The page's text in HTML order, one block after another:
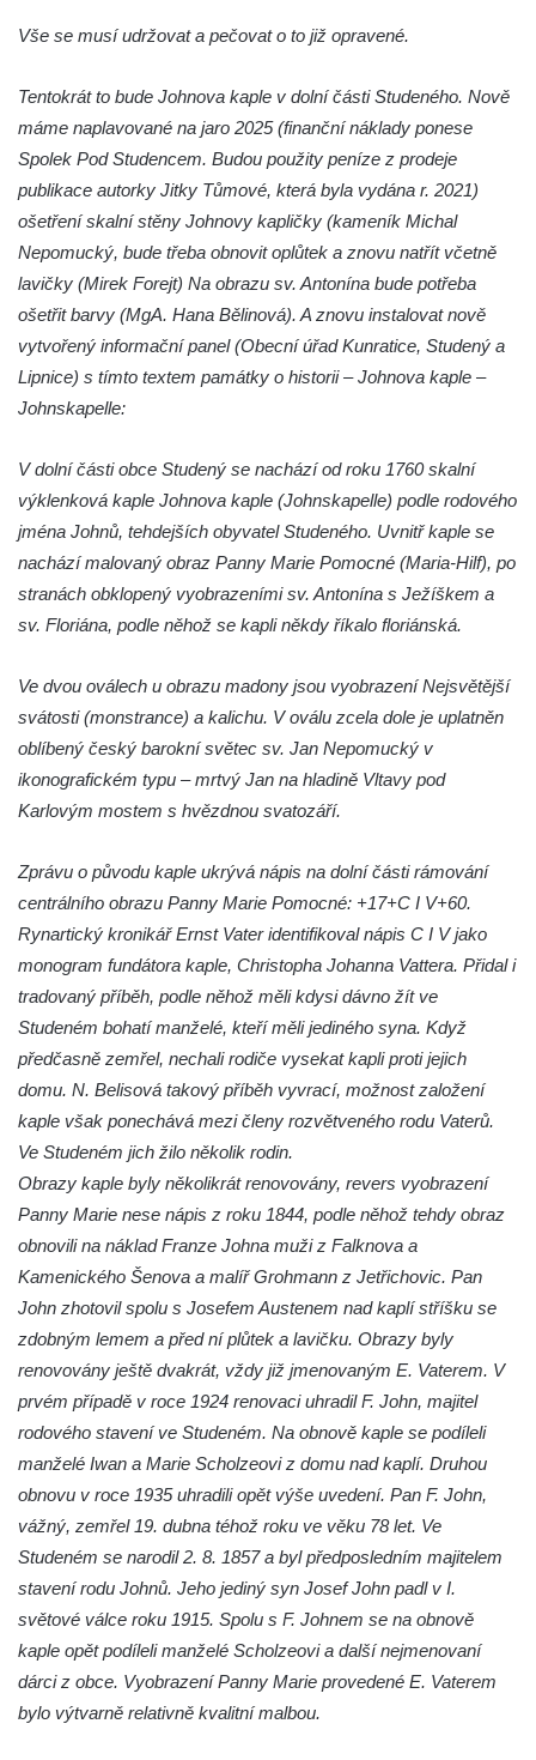
Kostel svaté Máří Magdaleny u hradu
Kaple Olivetské hory pod věží kostela
svatého Michaela Archanděla v Bochově
Mildeova kaple pod Ortelem
Kostel Zvěstování Panny Marie v Duchcově
Výklenková kaple v Teplické ulici u stadionu
v Duchcově
Evangelický kostel v Duchcově
Kostel svatých Petra a Pavla v Jeníkově
Kaple svatého Jana Nepomuckého v
Lahošti
Kostel svatého Mikuláše v Mikulášovicích
Kaple Tří otců v Mikulášovicích
Mikulášovicích
Balzerova kaple v Mikulášovicích
Kostel svatého Václava ve Šluknově
Kostel svatého Mikuláše v Třebušíně
Zákupech
Kaple svatého Josefa u Zákup
Kostel svatých Fabiána a Šebestiána v
Zákupech
Kostel svatého Havla v Kuřívodech
Kaple Krista v žaláři u kostela Nalezení
svatého Kříže ve Frýdlantu
Kostel Krista Spasitele ve Frýdlantu
Kaple Getsemanské zahrady na křížové
cestě na Křížovém vrchu ve Frýdlantu
Kaple Božího hrobu na Křížové cestě na
Křížovém vrchu ve Frýdlantu
Poustevna na Křížové cestě na Křížovém
vrchu ve Frýdlantu
Kostel Nanebevzetí Panny Marie ve
Slunečné
Kostel Jména Panny Marie v Sepekově
Kostel svatých Petra a Pavla v Růžové
Kaple Stětí svatého Jana Křtitele v
Rumburku
Kostel svaté Kateřiny Alexandrijské v
Krásně
Vše se musí udržovat a pečovat o to již opravené.
Tentokrát to bude Johnova kaple v dolní části Studeného. Nově
máme naplavované na jaro 2025 (finanční náklady ponese
Spolek Pod Studencem. Budou použity peníze z prodeje
publikace autorky Jitky Tůmové, která byla vydána r. 2021)
ošetření skalní stěny Johnovy kapličky (kameník Michal
Nepomucký, bude třeba obnovit oplůtek a znovu natřít včetně
lavičky (Mirek Forejt) Na obrazu sv. Antonína bude potřeba
ošetřit barvy (MgA. Hana Bělinová). A znovu instalovat nově
vytvořený informační panel (Obecní úřad Kunratice, Studený a
Lipnice) s tímto textem památky o historii – Johnova kaple –
Johnskapelle:
V dolní části obce Studený se nachází od roku 1760 skalní
výklenková kaple Johnova kaple (Johnskapelle) podle rodového
jména Johnů, tehdejších obyvatel Studeného. Uvnitř kaple se
nachází malovaný obraz Panny Marie Pomocné (Maria-Hilf), po
stranách obklopený vyobrazeními sv. Antonína s Ježíškem a
sv. Floriána, podle něhož se kapli někdy říkalo floriánská.
Ve dvou oválech u obrazu madony jsou vyobrazení Nejsvětější
svátosti (monstrance) a kalichu. V oválu zcela dole je uplatněn
oblíbený český barokní světec sv. Jan Nepomucký v
ikonografickém typu – mrtvý Jan na hladině Vltavy pod
Karlovým mostem s hvězdnou svatozáří.
Zprávu o původu kaple ukrývá nápis na dolní části rámování
centrálního obrazu Panny Marie Pomocné: +17+C I V+60.
Rynartický kronikář Ernst Vater identifikoval nápis C I V jako
monogram fundátora kaple, Christopha Johanna Vattera. Přidal i
tradovaný příběh, podle něhož měli kdysi dávno žít ve
Studeném bohatí manželé, kteří měli jediného syna. Když
předčasně zemřel, nechali rodiče vysekat kapli proti jejich
domu. N. Belisová takový příběh vyvrací, možnost založení
kaple však ponechává mezi členy rozvětveného rodu Vaterů.
Ve Studeném jich žilo několik rodin.
Obrazy kaple byly několikrát renovovány, revers vyobrazení
Panny Marie nese nápis z roku 1844, podle něhož tehdy obraz
obnovili na náklad Franze Johna muži z Falknova a
Kamenického Šenova a malíř Grohmann z Jetřichovic. Pan
John zhotovil spolu s Josefem Austenem nad kaplí stříšku se
zdobným lemem a před ní plůtek a lavičku. Obrazy byly
renovovány ještě dvakrát, vždy již jmenovaným E. Vaterem. V
prvém případě v roce 1924 renovaci uhradil F. John, majitel
rodového stavení ve Studeném. Na obnově kaple se podíleli
manželé Iwan a Marie Scholzeovi z domu nad kaplí. Druhou
obnovu v roce 1935 uhradili opět výše uvedení. Pan F. John,
vážný, zemřel 19. dubna téhož roku ve věku 78 let. Ve
Studeném se narodil 2. 8. 1857 a byl předposledním majitelem
stavení rodu Johnů. Jeho jediný syn Josef John padl v I.
světové válce roku 1915. Spolu s F. Johnem se na obnově
kaple opět podíleli manželé Scholzeovi a další nejmenovaní
dárci z obce. Vyobrazení Panny Marie provedené E. Vaterem
bylo výtvarně relativně kvalitní malbou.